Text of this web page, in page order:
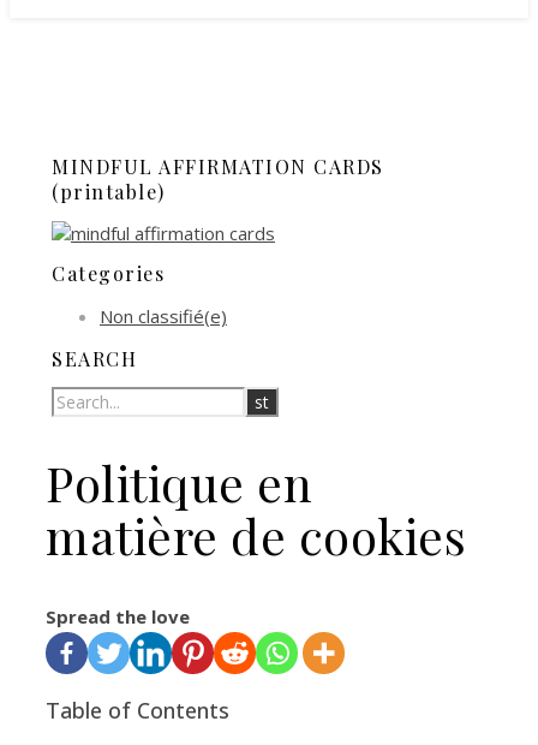
MINDFUL AFFIRMATION CARDS
(printable)
Categories
Non classifié(e)
SEARCH
Politique en
matière de cookies
Spread the love
Table of Contents